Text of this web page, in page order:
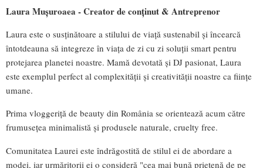
Laura Mușuroaea - Creator de conținut & Antreprenor
Laura este o susținătoare a stilului de viață sustenabil și încearcă
întotdeauna să integreze în viața de zi cu zi soluții smart pentru
protejarea planetei noastre. Mamă devotată și DJ pasionat, Laura
este exemplul perfect al complexității și creativității noastre ca ființe
umane.
Prima vloggeriță de beauty din România se orientează acum către
frumusețea minimalistă și produsele naturale, cruelty free.
Comunitatea Laurei este îndrăgostită de stilul ei de abordare a
modei, iar urmăritorii ei o consideră "cea mai bună prietenă de pe